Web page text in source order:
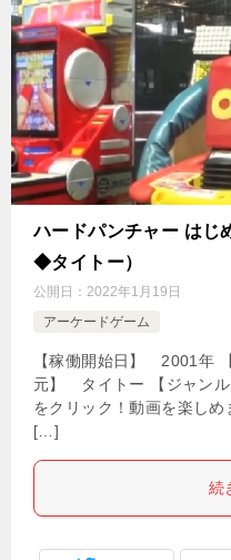
ハードパンチャー はじ
◆タイトー）
公開日： 2022年1月19日
アーケードゲーム
【稼働開始日】 2001年
元】 タイトー 【ジャン
をクリック！動画を楽し
[…]
続